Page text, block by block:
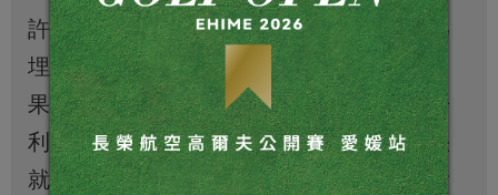
許多球員都誤解優質練習的真義。他們以為
埋頭擊球數小時就是最好的練習。然而，如
果練習不得法，或是漫無目標，反而弊多於
利。我個人無法長時間專心練習擊球，很快
就會失去耐心。一旦感覺心思渙散，我就會